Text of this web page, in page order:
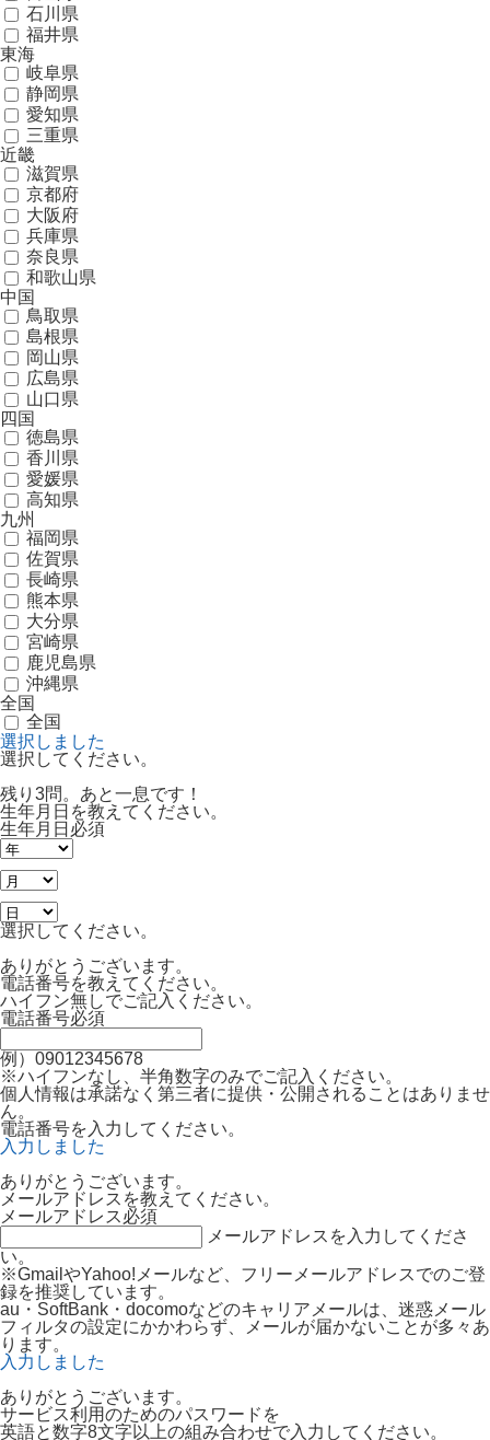
石川県
福井県
東海
岐阜県
静岡県
愛知県
三重県
近畿
滋賀県
京都府
大阪府
兵庫県
奈良県
和歌山県
中国
鳥取県
島根県
岡山県
広島県
山口県
四国
徳島県
香川県
愛媛県
高知県
九州
福岡県
佐賀県
長崎県
熊本県
大分県
宮崎県
鹿児島県
沖縄県
全国
全国
選択しました
選択してください。
残り3問。あと一息です！
生年月日を教えてください。
生年月日 必須
選択してください。
ありがとうございます。
電話番号を教えてください。
ハイフン無しでご記入ください。
電話番号必須
例）09012345678
※ハイフンなし、半角数字のみでご記入ください。
個人情報は承諾なく第三者に提供・公開されることはありませ
ん。
電話番号を入力してください。
入力しました
ありがとうございます。
メールアドレスを教えてください。
メールアドレス必須
メールアドレスを入力してくださ
い。
※GmailやYahoo!メールなど、フリーメールアドレスでのご登
録を推奨しています。
au・SoftBank・docomoなどのキャリアメールは、迷惑メール
フィルタの設定にかかわらず、メールが届かないことが多々あ
ります。
入力しました
ありがとうございます。
サービス利用のためのパスワードを
英語と数字8文字以上の組み合わせで入力してください。